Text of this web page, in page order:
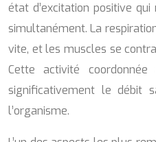
état d’excitation positive
simultanément. La
vite, et les muscles se
Cette activité
significativement le débit
l’organisme.